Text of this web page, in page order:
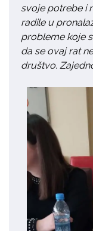
svoje potrebe i
radileu
probleme koje
da se ovaj rat
društvo.